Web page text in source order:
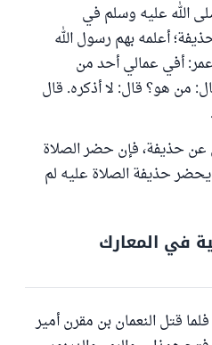
الله عليه وسلم في
أعلمه بهم رسول الله
أفي عمالي أحد من
من هو؟ قال: لا أذكره. قال
حذيفة، فإن حضر الصلاة
حذيفة الصلاة عليه لم
في المعارك
قتل النعمان بن مقرن أمير